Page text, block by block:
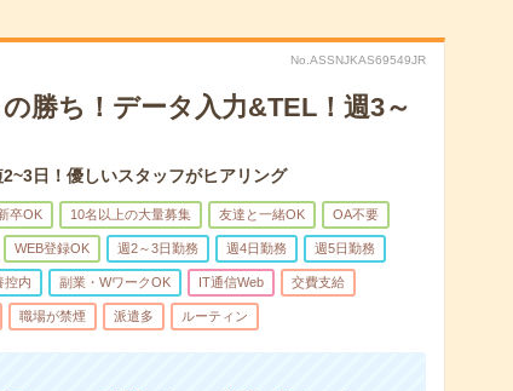
No.ASSNJKAS69549JR
勝ち！データ入力&TEL！週3～
日！優しいスタッフがヒアリング
卒OK 10名以上の大量募集 友達と一緒OK OA不要
WEB登録OK 週2～3日勤務 週4日勤務 週5日勤務
控内 副業・WワークOK IT通信Web 交費支給
職場が禁煙 派遣多 ルーティン